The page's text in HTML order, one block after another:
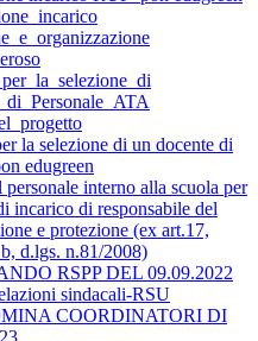
la selezione di un docente di
edugreen
interno alla scuola per
incarico di responsabile del
e protezione (ex art.17,
d.lgs. n.81/2008)
RSPP DEL 09.09.2022
sindacali-RSU
COORDINATORI DI